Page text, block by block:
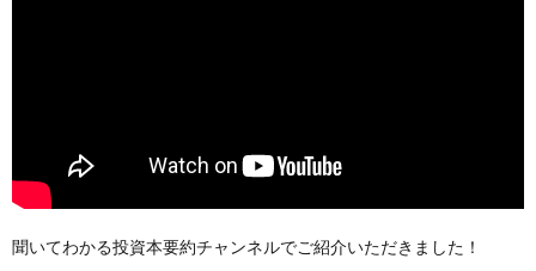
聞いてわかる投資本要約チャンネルでご紹介いただきました！